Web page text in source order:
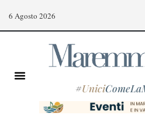
6 Agosto 2026
#Unici